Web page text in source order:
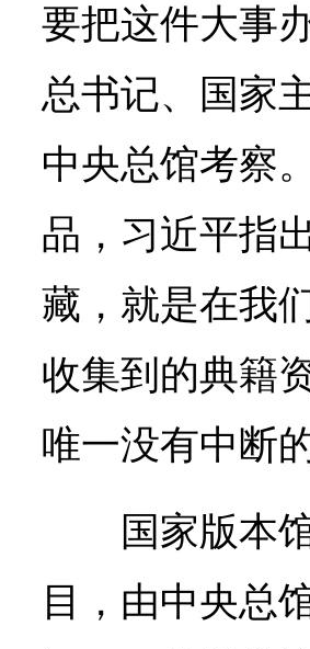
要把这件大事
总书记、国家
中央总馆考察
品，习近平指
藏，就是在我
收集到的典籍
唯一没有中断
国家版本
目，由中央总